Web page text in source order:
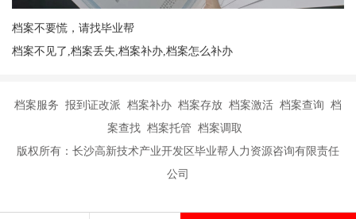
档案不要慌，请找毕业帮
档案不见了,档案丢失,档案补办,档案怎么补办
档案服务 报到证改派 档案补办 档案存放 档案激活 档案查询 档
案查找 档案托管 档案调取
版权所有：长沙高新技术产业开发区毕业帮人力资源咨询有限责任
公司